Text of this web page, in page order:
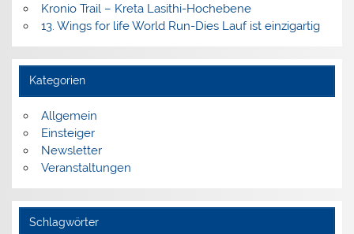
Kronio Trail – Kreta Lasithi-Hochebene
13. Wings for life World Run-Dies Lauf ist einzigartig
Kategorien
Allgemein
Einsteiger
Newsletter
Veranstaltungen
Schlagwörter